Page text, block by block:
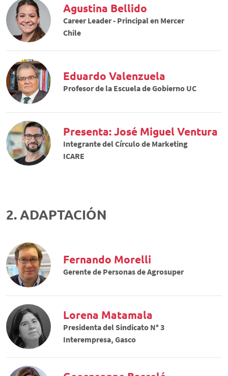
Agustina Bellido
Career Leader - Principal en Mercer
Chile
Eduardo Valenzuela
Profesor de la Escuela de Gobierno UC
Presenta: José Miguel Ventura
Integrante del Círculo de Marketing
ICARE
2. ADAPTACIÓN
Fernando Morelli
Gerente de Personas de Agrosuper
Lorena Matamala
Presidenta del Sindicato N° 3
Interempresa, Gasco